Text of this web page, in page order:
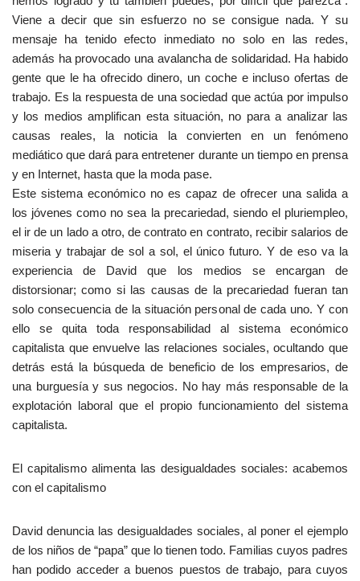
Viene a decir que sin esfuerzo no se consigue nada. Y su
mensaje ha tenido efecto inmediato no solo en las redes,
además ha provocado una avalancha de solidaridad. Ha habido
gente que le ha ofrecido dinero, un coche e incluso ofertas de
trabajo. Es la respuesta de una sociedad que actúa por impulso
y los medios amplifican esta situación, no para a analizar las
causas reales, la noticia la convierten en un fenómeno
mediático que dará para entretener durante un tiempo en prensa
y en Internet, hasta que la moda pase.
Este sistema económico no es capaz de ofrecer una salida a
los jóvenes como no sea la precariedad, siendo el pluriempleo,
el ir de un lado a otro, de contrato en contrato, recibir salarios de
miseria y trabajar de sol a sol, el único futuro. Y de eso va la
experiencia de David que los medios se encargan de
distorsionar; como si las causas de la precariedad fueran tan
solo consecuencia de la situación personal de cada uno. Y con
ello se quita toda responsabilidad al sistema económico
capitalista que envuelve las relaciones sociales, ocultando que
detrás está la búsqueda de beneficio de los empresarios, de
una burguesía y sus negocios. No hay más responsable de la
explotación laboral que el propio funcionamiento del sistema
capitalista.
El capitalismo alimenta las desigualdades sociales: acabemos
con el capitalismo
David denuncia las desigualdades sociales, al poner el ejemplo
de los niños de “papa” que lo tienen todo. Familias cuyos padres
han podido acceder a buenos puestos de trabajo, para cuyos